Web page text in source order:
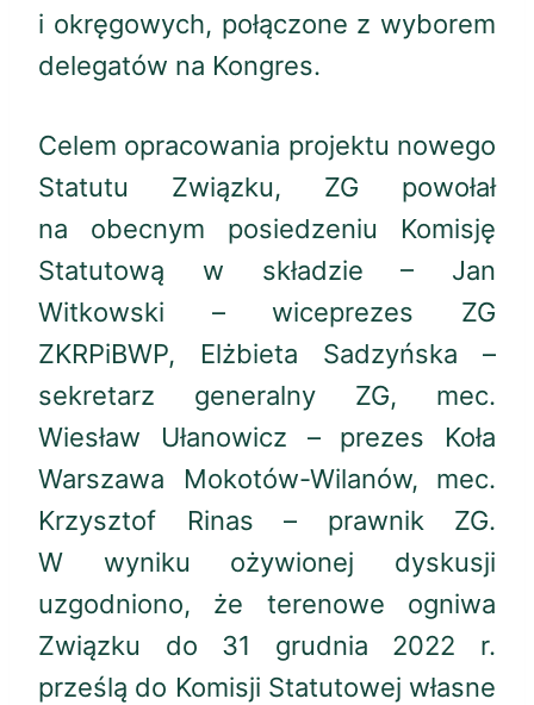
i okręgowych, połączone z wyborem
delegatów na Kongres.
Celem opracowania projektu nowego
Statutu Związku, ZG powołał
na obecnym posiedzeniu Komisję
Statutową w składzie – Jan
Witkowski – wiceprezes ZG
ZKRPiBWP, Elżbieta Sadzyńska –
sekretarz generalny ZG, mec.
Wiesław Ułanowicz – prezes Koła
Warszawa Mokotów-Wilanów, mec.
Krzysztof Rinas – prawnik ZG.
W wyniku ożywionej dyskusji
uzgodniono, że terenowe ogniwa
Związku do 31 grudnia 2022 r.
prześlą do Komisji Statutowej własne